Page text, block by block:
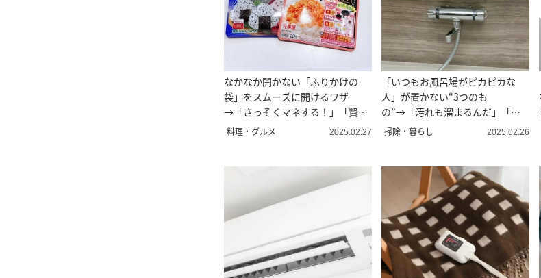
なかなか開かない「ふりかけの
袋」をスムーズに開けるワザ
→「さっそくマネする！」「賢
い」
料理・グルメ 2025.02.27
「いつもお風呂場がピカピカな
人」が置かない“3つのも
の”→「汚れも溜まるんだ」「ぬ
めりの原因だった」
掃除・暮らし 2025.02.26